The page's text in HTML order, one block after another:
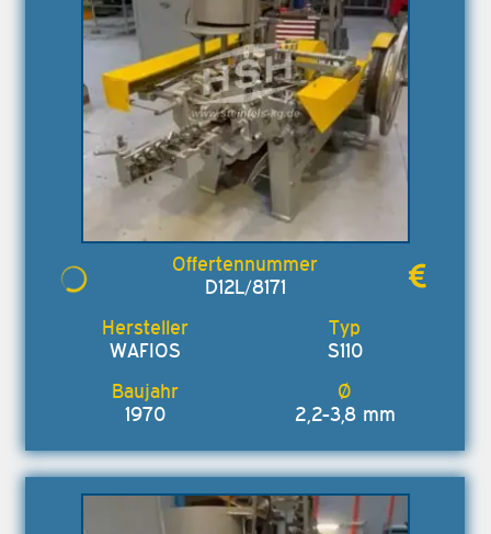
D12L/8171
WAFIOS S110
1970 2,2-3,8 mm